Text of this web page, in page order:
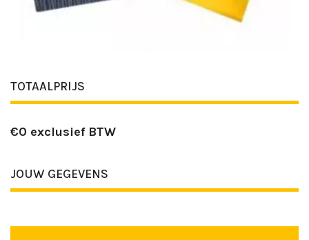
TOTAALPRIJS
€0 exclusief BTW
JOUW GEGEVENS